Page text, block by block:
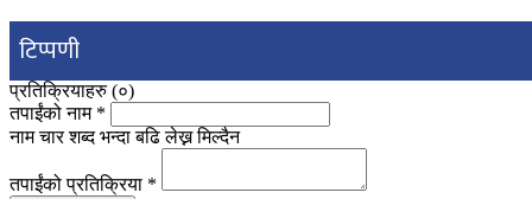
टिप्पणी
प्रतिक्रियाहरु (०)
तपाईंको नाम *
नाम चार शब्द भन्दा बढि लेख्न मिल्दैन
तपाईंको प्रतिक्रिया *